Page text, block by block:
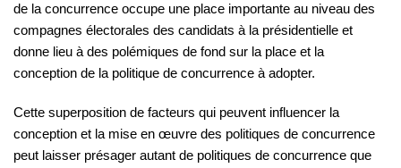
de la concurrence occupe une place importante au niveau des
compagnes électorales des candidats à la présidentielle et
donne lieu à des polémiques de fond sur la place et la
conception de la politique de concurrence à adopter.
Cette superposition de facteurs qui peuvent influencer la
conception et la mise en œuvre des politiques de concurrence
peut laisser présager autant de politiques de concurrence que